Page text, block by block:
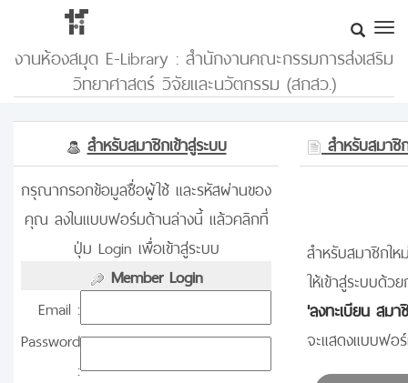
งานห้องสมุด E-Library : สำนักงานคณะกรรมการส่งเสริม
วิทยาศาสตร์ วิจัยและนวัตกรรม (สกสว.)
สำหรับสมาชิกเข้าสู่ระบบ
สำหรับสมาชิ
กรุณากรอกข้อมูลชื่อผู้ใช้ และรหัสผ่านของ
คุณ ลงในแบบฟอร์มด้านล่างนี้ แล้วคลิกที่
ปุ่ม Login เพื่อเข้าสู่ระบบ
Member Login
Email :
Password
:
สำหรับสมาชิกให
ให้เข้าสู่ระบบด้
'ลงทะเบียน สม
จะแสดงแบบฟอ